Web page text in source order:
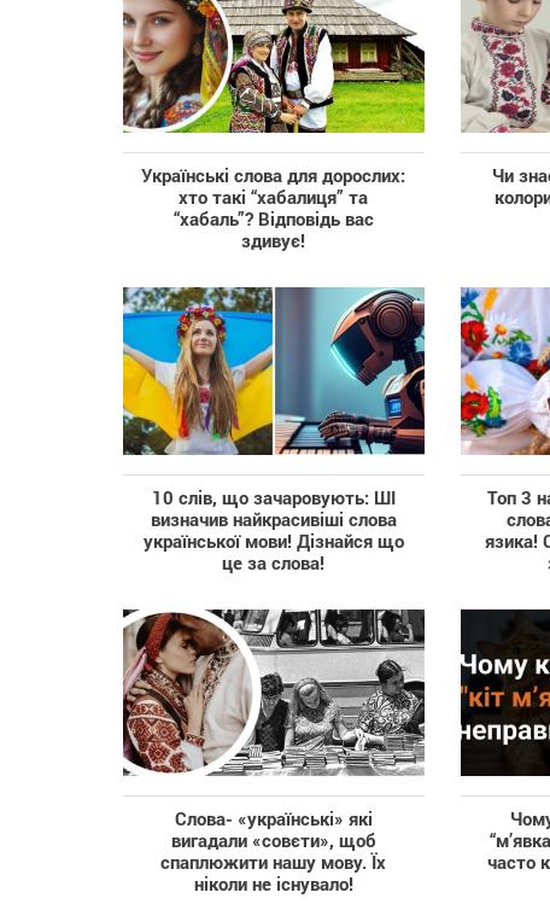
Українські слова для дорослих:
хто такі “хабалиця” та
“хабаль”? Відповідь вас
здивує!
Чи
10 слів, що зачаровують: ШІ
визначив найкрасивіші слова
української мови! Дізнайся що
це за слова!
Топ 3
язика!
Cлова- «українські» які
вигадали «совєти», щоб
спаплюжити нашу мову. Їх
ніколи не існувало!
часто